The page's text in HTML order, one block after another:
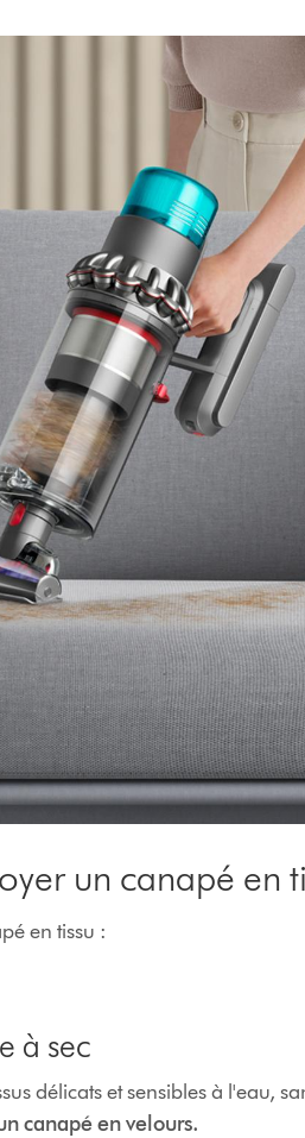
un canapé en
en tissu :
à sec
délicats et sensibles à l'eau,
canapé en velours.